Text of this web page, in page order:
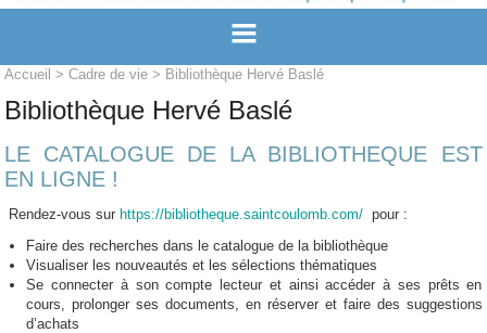
Accueil >Cadre de vie > Bibliothèque Hervé Baslé
Bibliothèque Hervé Baslé
LE CATALOGUE DE LA BIBLIOTHEQUE EST
EN LIGNE !
Rendez-vous surhttps://bibliotheque.saintcoulomb.com/ pour :
Faire des recherches dans le catalogue de la bibliothèque
Visualiser les nouveautés et les sélections thématiques
Se connecter à son compte lecteur et ainsi accéder à ses prêts en
cours, prolonger ses documents, en réserver et faire des suggestions
d’achats